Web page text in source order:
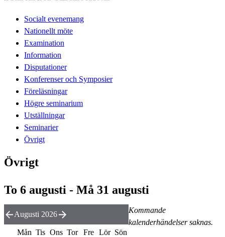
Socialt evenemang
Nationellt möte
Examination
Information
Disputationer
Konferenser och Symposier
Föreläsningar
Högre seminarium
Utställningar
Seminarier
Övrigt
Övrigt
To 6 augusti - Må 31 augusti
Kommande
kalenderhändelser saknas.
Augusti 2026
Mån Tis Ons Tor Fre Lör Sön